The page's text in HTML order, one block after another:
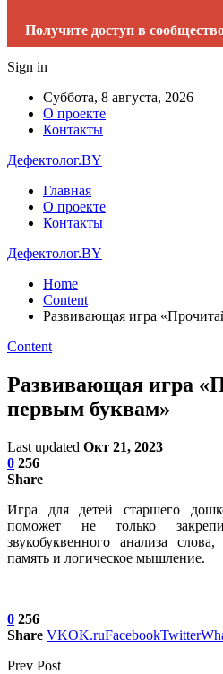
Получите доступ в
Sign in
Суббота, 8 августа, 2026
О проекте
Контакты
Дефектолог.BY
Главная
О проекте
Контакты
Дефектолог.BY
Home
Content
Развивающая игра
Content
Развивающая игра
первым буквам»
Last updated Окт 21, 2023
0 256
Share
Игра для детей старшего
поможет не только
звукобуквенного анализа
память и логическое мышление.
0 256
Share VKOK.ruFacebookTwitter
Prev Post